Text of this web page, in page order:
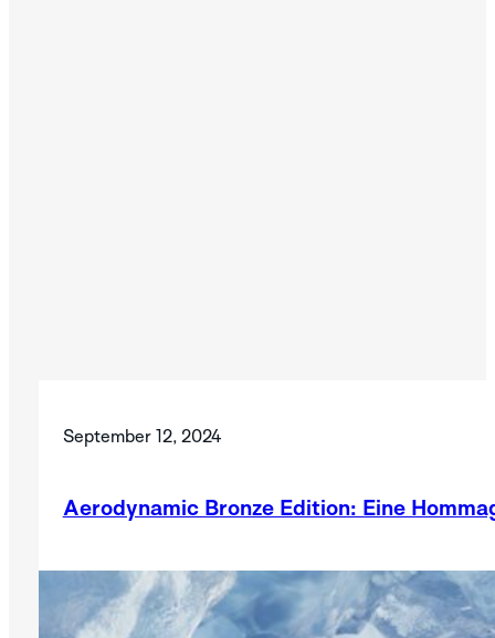
September 12, 2024
Aerodynamic Bronze Edition: Eine